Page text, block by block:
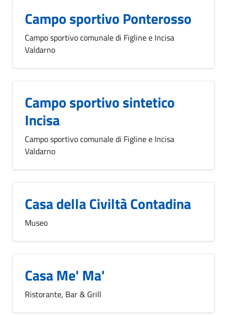
Campo sportivo Ponterosso
Campo sportivo comunale di Figline e Incisa
Valdarno
Campo sportivo sintetico
Incisa
Campo sportivo comunale di Figline e Incisa
Valdarno
Casa della Civiltà Contadina
Museo
Casa Me' Ma'
Ristorante, Bar & Grill